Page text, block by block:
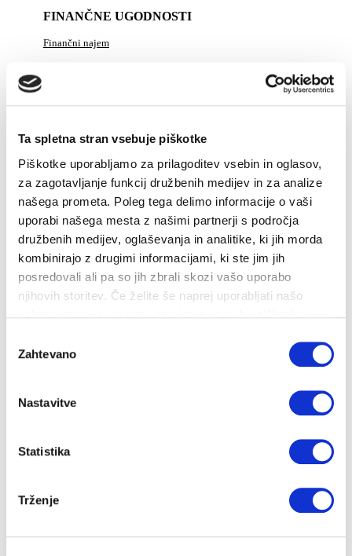
Ta spletna stran vsebuje piškotke
Piškotke uporabljamo za prilagoditev vsebin in oglasov,
za zagotavljanje funkcij družbenih medijev in za analize
našega prometa. Poleg tega delimo informacije o vaši
uporabi našega mesta z našimi partnerji s področja
družbenih medijev, oglaševanja in analitike, ki jih morda
kombinirajo z drugimi informacijami, ki ste jim jih
posredovali ali pa so jih zbrali skozi vašo uporabo
njihovih storitev. Če želite še naprej uporabljati našo
soglasja
Zahtevano
Nastavitve
Statistika
Trženje
FINANČNE UGODNOSTI
Finančni najem
INŽENIRING IN GEODETSKE STORITVE
Izdelava tehnične in projektne dokumentacije
Nadzor nad izvajanjem del
Geodetske storitve
Brezpilotni zrakoplovi
ENERGETIKA V DRUŽBI
DELA NA OMREŽJU
PRIJAVA NA OBVEŠČANJE